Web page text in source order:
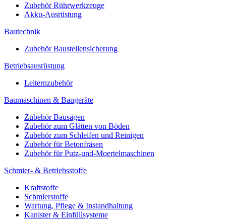
Zubehör Rührwerkzeuge
Akku-Ausrüstung
Bautechnik
Zubehör Baustellensicherung
Betriebsausrüstung
Leiternzubehör
Baumaschinen & Baugeräte
Zubehör Bausägen
Zubehör zum Glätten von Böden
Zubehör zum Schleifen und Reinigen
Zubehör für Betonfräsen
Zubehör für Putz-und-Moertelmaschinen
Schmier- & Betriebsstoffe
Kraftstoffe
Schmierstoffe
Wartung, Pflege & Instandhaltung
Kanister & Einfüllsysteme